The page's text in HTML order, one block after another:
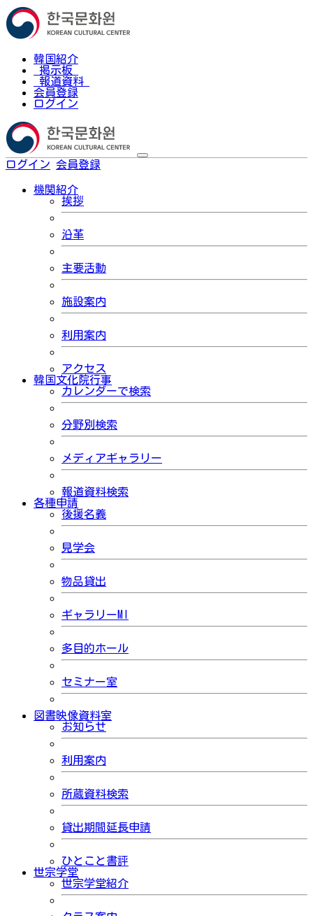
韓国紹介
掲示板
報道資料
会員登録
ログイン
ログイン 会員登録
機関紹介
挨拶
沿革
主要活動
施設案内
利用案内
アクセス
韓国文化院行事
カレンダーで検索
分野別検索
メディアギャラリー
報道資料検索
各種申請
後援名義
見学会
物品貸出
ギャラリーMI
多目的ホール
セミナー室
図書映像資料室
お知らせ
利用案内
所蔵資料検索
貸出期間延長申請
ひとこと書評
世宗学堂
世宗学堂紹介